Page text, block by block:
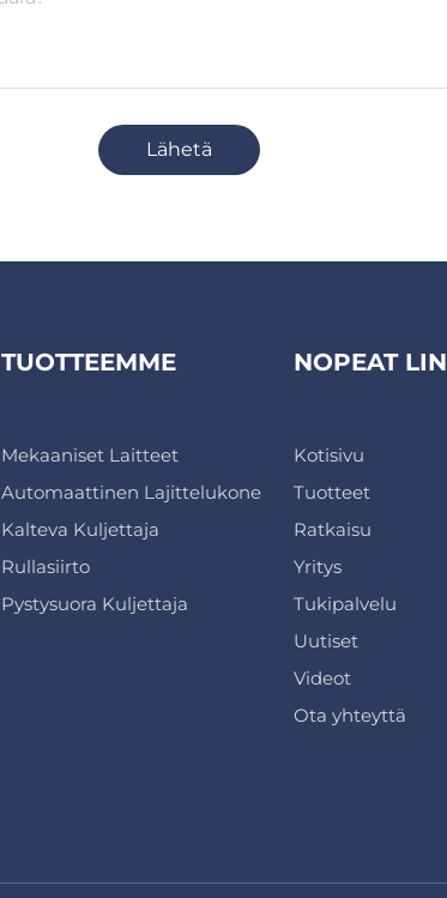
Lähetä
TUOTTEEMME
Mekaaniset Laitteet
Automaattinen Lajittelukone
Kalteva Kuljettaja
Rullasiirto
Pystysuora Kuljettaja
NOPEAT
Kotisivu
Tuotteet
Ratkaisu
Yritys
Tukipalvelu
Uutiset
Videot
Ota yhteyttä